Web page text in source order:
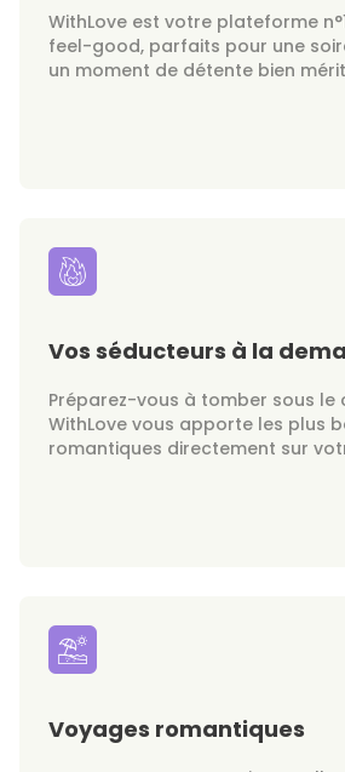
WithLove est votre plateforme
feel-good, parfaits pour une
un moment de détente bien
Vos séducteurs à la
Préparez-vous à tomber sous le
WithLove vous apporte les plus
romantiques directement sur
Voyages romantiques